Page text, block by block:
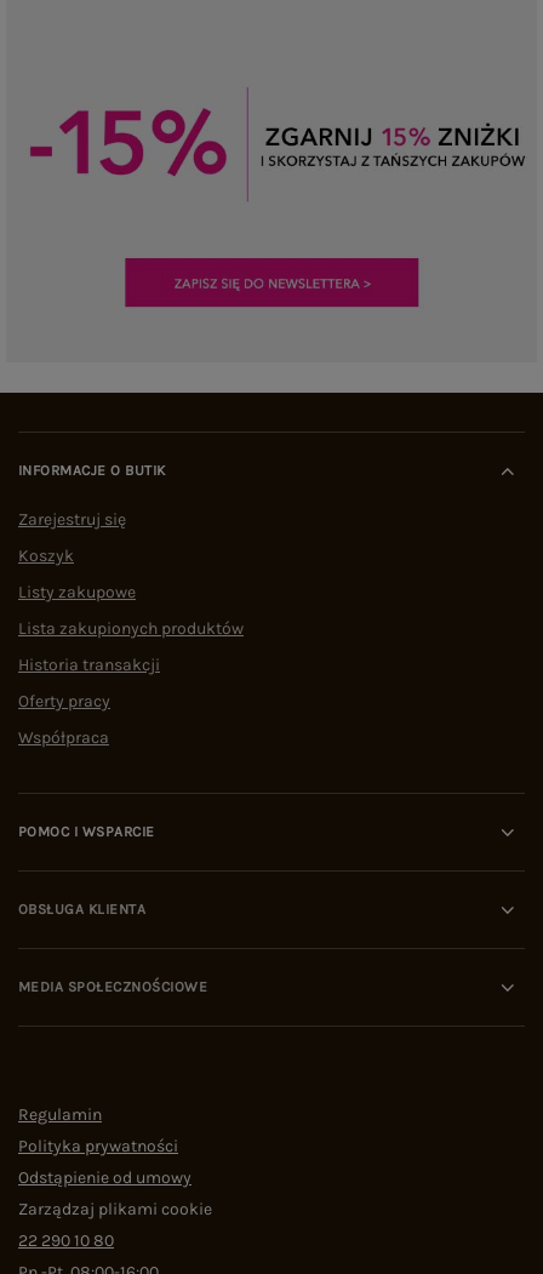
INFORMACJE O BUTIK
Zarejestruj się
Koszyk
Listy zakupowe
Lista zakupionych produktów
Historia transakcji
Oferty pracy
Współpraca
POMOC I WSPARCIE
OBSŁUGA KLIENTA
MEDIA SPOŁECZNOŚCIOWE
Regulamin
Polityka prywatności
Odstąpienie od umowy
Zarządzaj plikami cookie
22 290 10 80